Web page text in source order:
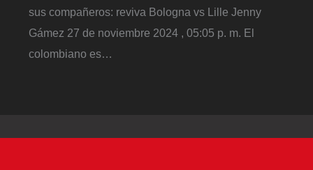
sus compañeros: reviva Bologna vs Lille Jenny
Gámez 27 de noviembre 2024 , 05:05 p. m. El
colombiano es…